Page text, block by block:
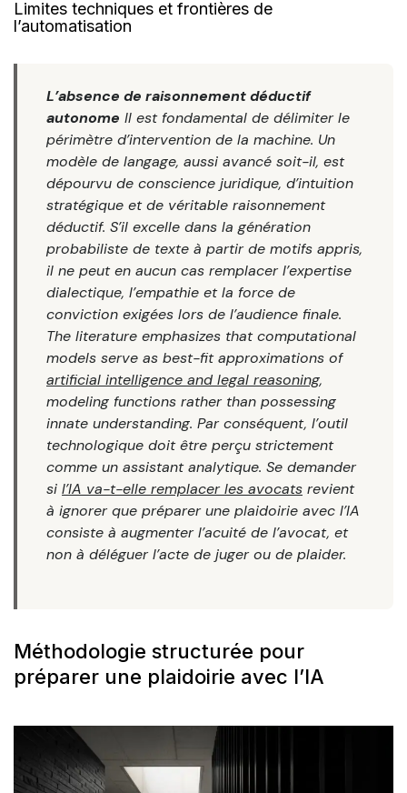
Limites techniques et frontières de
l’automatisation
L’absence de raisonnement déductif
autonome Il est fondamental de délimiter le
périmètre d’intervention de la machine. Un
modèle de langage, aussi avancé soit-il, est
dépourvu de conscience juridique, d’intuition
stratégique et de véritable raisonnement
déductif. S’il excelle dans la génération
probabiliste de texte à partir de motifs appris,
il ne peut en aucun cas remplacer l’expertise
dialectique, l’empathie et la force de
conviction exigées lors de l’audience finale.
The literature emphasizes that computational
models serve as best-fit approximations of
artificial intelligence and legal reasoning,
modeling functions rather than possessing
innate understanding. Par conséquent, l’outil
technologique doit être perçu strictement
comme un assistant analytique. Se demander
si l’IA va-t-elle remplacer les avocats revient
à ignorer que préparer une plaidoirie avec l’IA
consiste à augmenter l’acuité de l’avocat, et
non à déléguer l’acte de juger ou de plaider.
Méthodologie structurée pour
préparer une plaidoirie avec l’IA